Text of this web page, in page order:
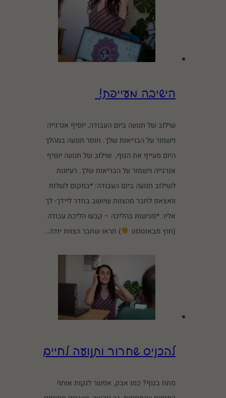
הישיבה מעייפת!
שילוב של תנועה ביום העבודה, יוסיף אנרגייה
וישמור על הבריאות שלך. חוסר תנועה במהלך
היום מעייף את הגוף, שילוב של תנועה יוסיף
אנרגייה וישמור על הבריאות שלך. רעיונות
לשילוב תנועה ביום העבודה: *במקום לשלוח
וואצאפ לחבר מהצוות שיושב בחדר ליידך- לך
אליו. *פגישות בהליכה – קבעו הליכת עבודה
(חוץ מבאוגוסט
) תראו שחבר הצוות יודה…
להכניס שחרור ותנועה לחיים
מתח בגוף? כמו אבק, אפשר לנקות אותו!